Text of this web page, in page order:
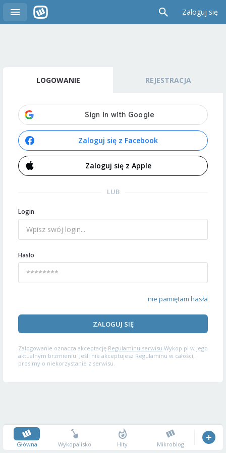
Zaloguj się
LOGOWANIE REJESTRACJA
Zaloguj się z Facebook
Zaloguj się z Apple
LUB
Login
Hasło
nie pamiętam hasła
ZALOGUJ SIĘ
Zalogowanie oznacza akceptację Regulaminu serwisu Wykop.pl w jego
aktualnym brzmieniu. Jeśli nie akceptujesz Regulaminu w całości,
prosimy o niekorzystanie z serwisu.
Główna Wykopalisko Hity Mikroblog